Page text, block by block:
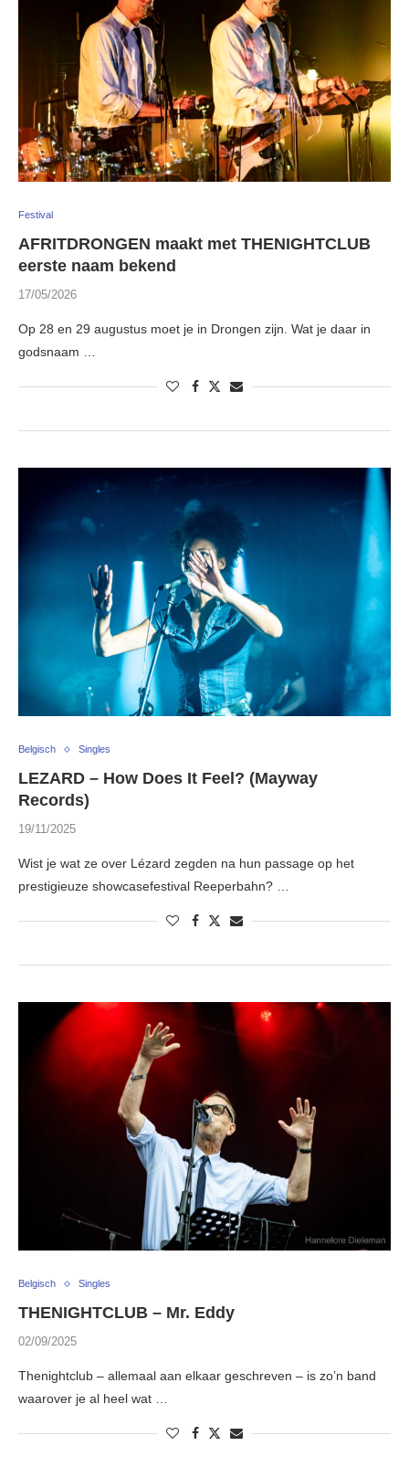
Festival
AFRITDRONGEN maakt met THENIGHTCLUB
eerste naam bekend
17/05/2026
Op 28 en 29 augustus moet je in Drongen zijn. Wat je daar in
godsnaam …
Belgisch Singles
LEZARD – How Does It Feel? (Mayway
Records)
19/11/2025
Wist je wat ze over Lézard zegden na hun passage op het
prestigieuze showcasefestival Reeperbahn? …
Belgisch Singles
THENIGHTCLUB – Mr. Eddy
02/09/2025
Thenightclub – allemaal aan elkaar geschreven – is zo’n band
waarover je al heel wat …